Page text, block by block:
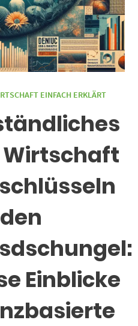
EINFACH ERKLÄRT
Wirtschaft
Einblicke